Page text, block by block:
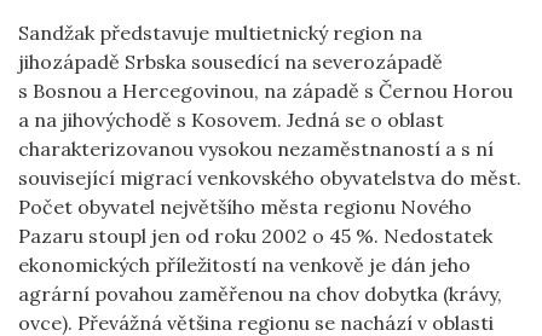
Sandžak představuje multietnický region na
jihozápadě Srbska sousedící na severozápadě
s Bosnou a Hercegovinou, na západě s Černou Horou
a na jihovýchodě s Kosovem. Jedná se o oblast
charakterizovanou vysokou nezaměstnaností a s ní
související migrací venkovského obyvatelstva do měst.
Počet obyvatel největšího města regionu Nového
Pazaru stoupl jen od roku 2002 o 45 %. Nedostatek
ekonomických příležitostí na venkově je dán jeho
agrární povahou zaměřenou na chov dobytka (krávy,
ovce). Převážná většina regionu se nachází v oblasti